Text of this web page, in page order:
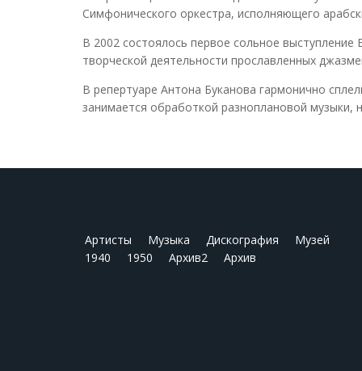
Симфонического оркестра, исполняющего
В 2002 состоялось первое сольное
творческой деятельности прославленных
В репертуаре Антона Буканова гармонично
занимается обработкой разноплановой музыки,
Артисты Музыка Дискография
Музей
1940
1950 Архив2 Архив